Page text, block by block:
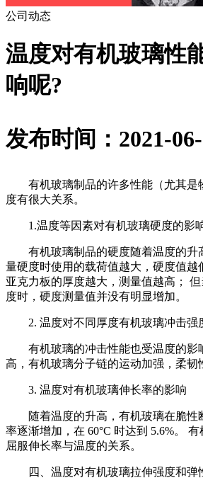
公司动态
温度对有机玻璃性
响呢?
发布时间：2021-
有机玻璃制品的许多性能（尤其是
度有很大关系。
1.温度等因素对有机玻璃硬度的影
有机玻璃制品的硬度随着温度的升
量硬度时使用的载荷值越大，硬度值越
亚克力板的厚度越大，测量值越高；
度时，硬度测量值并没有明显增加。
2. 温度对不同厚度有机玻璃冲击强
有机玻璃的冲击性能也受温度的影
高，有机玻璃分子链的运动加强，柔韧
3. 温度对有机玻璃伸长率的影响
随着温度的升高，有机玻璃在脆性
率逐渐增加，在 60°C 时达到 5.6%。
屈服伸长率与温度的关系。
四、温度对有机玻璃拉伸强度和弹